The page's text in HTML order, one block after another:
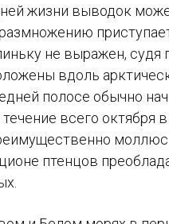
жизни выводок
не выражен,
вдоль
полосе обычно
всего октября
птенцов